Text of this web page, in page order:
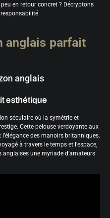
en retour concret ? Décryptons
anglais parfait
anglais
esthétique
séculaire où la symétrie et
Cette pelouse verdoyante aux
des manoirs britanniques.
à travers le temps et l’espace,
une myriade d’amateurs